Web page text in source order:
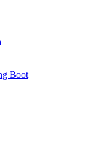
Boot